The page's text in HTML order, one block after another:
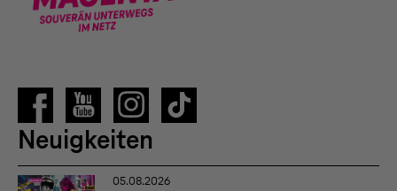
Neuigkeiten
05.08.2026